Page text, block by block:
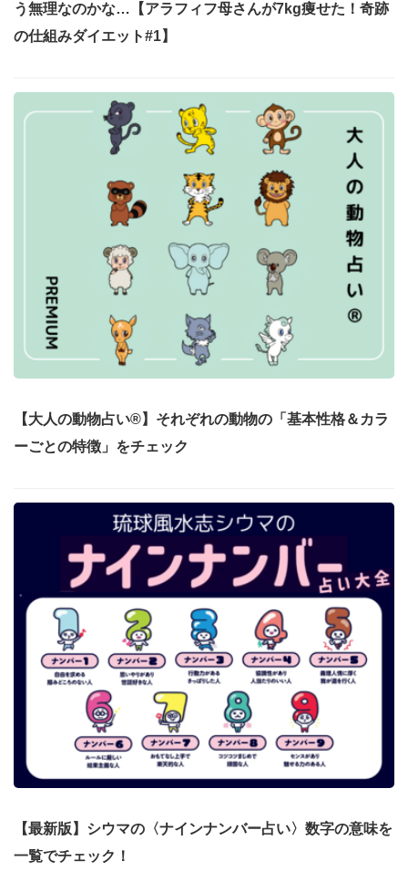
う無理なのかな…【アラフィフ母さんが7kg痩せた！奇跡
の仕組みダイエット#1】
【大人の動物占い®】それぞれの動物の「基本性格＆カラ
ーごとの特徴」をチェック
【最新版】シウマの〈ナインナンバー占い〉数字の意味を
一覧でチェック！